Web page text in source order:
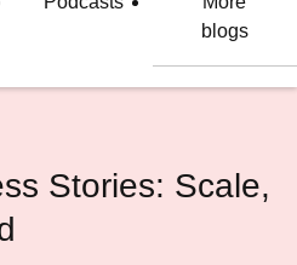
blogs
Stories: Scale,